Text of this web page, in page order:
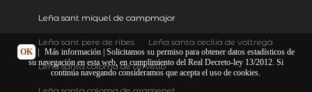
Leña sant miquel de campmajor
Leña sant pere de ribes Leña santa cecília de voltregà
Leña santa coloma de cervelló
OK Más información| Solicitamos su permiso para obtener datos estadísticos de
su navegación en esta web, en cumplimiento del Real Decreto-ley 13/2012. Si
continúa navegando consideramos que acepta el uso de cookies.